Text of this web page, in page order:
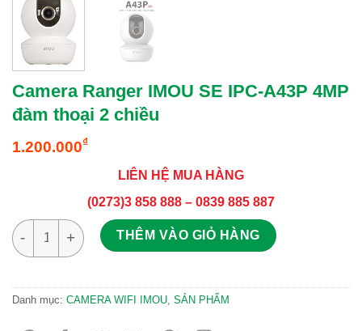
Camera Ranger IMOU SE IPC-A43P 4MP
đàm thoại 2 chiều
1.200.000₫
LIÊN HỆ MUA HÀNG
(0273)3 858 888 – 0839 885 887
Camera Ranger IMOU SE IPC-A43P 4MP đàm thoại 2 chiều số
THÊM VÀO GIỎ HÀNG
Danh mục: CAMERA WIFI IMOU SẢN PHẨM